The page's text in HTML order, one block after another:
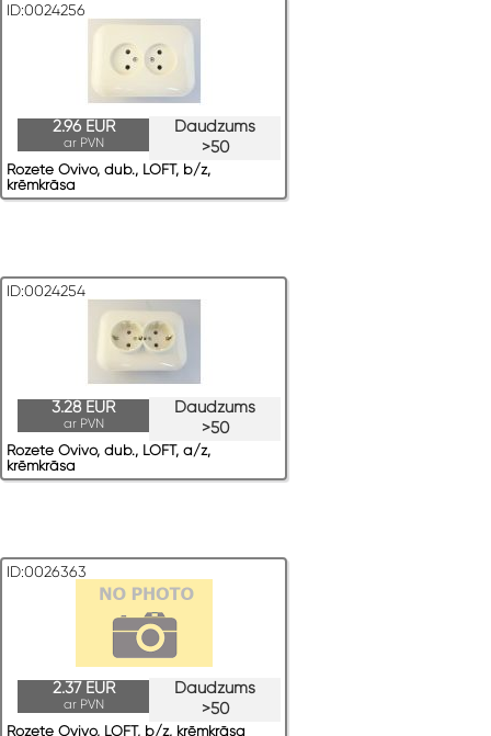
ID:0024256
Daudzums
>50
2.96 EUR
ar PVN
Rozete Ovivo, dub., LOFT, b/z,
krēmkrāsa
ID:0024254
Daudzums
>50
3.28 EUR
ar PVN
Rozete Ovivo, dub., LOFT, a/z,
krēmkrāsa
ID:0026363
Daudzums
>50
2.37 EUR
ar PVN
Rozete Ovivo, LOFT, b/z, krēmkrāsa